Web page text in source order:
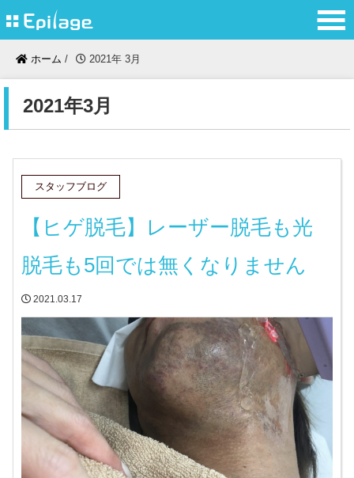
ホーム / 2021年 3月
2021年3月
スタッフブログ
【ヒゲ脱毛】レーザー脱毛も光
脱毛も5回では無くなりません
2021.03.17